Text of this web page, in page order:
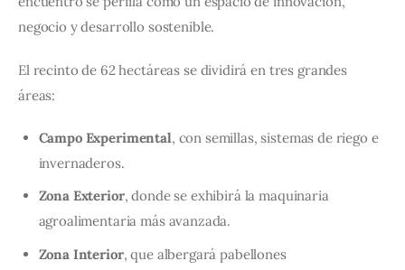
negocio y desarrollo sostenible.
El recinto de 62 hectáreas se dividirá en tres grandes
áreas:
Campo Experimental, con semillas, sistemas de riego e
invernaderos.
Zona Exterior, donde se exhibirá la maquinaria
agroalimentaria más avanzada.
Zona Interior, que albergará pabellones